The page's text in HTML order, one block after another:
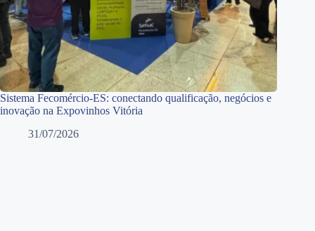
Sistema Fecomércio-ES: conectando qualificação, negócios e
inovação na Expovinhos Vitória
31/07/2026